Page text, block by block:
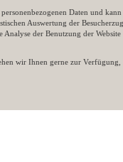
Daten und
Auswertung der
Analyse der Benutzung der
wir Ihnen gerne zur